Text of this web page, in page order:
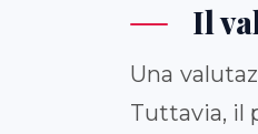
Il
Una
Tuttavia, il